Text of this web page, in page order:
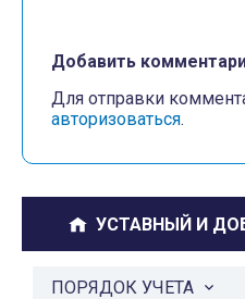
Добавить
Для отправки
авторизоваться.
УСТАВНЫЙ И
ПОРЯДОК УЧЕТА